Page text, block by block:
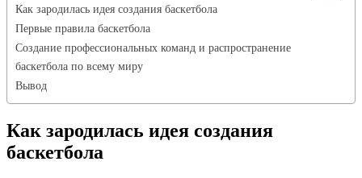
Как зародилась идея создания баскетбола
Первые правила баскетбола
Создание профессиональных команд и распространение
баскетбола по всему миру
Вывод
Как зародилась идея создания
баскетбола